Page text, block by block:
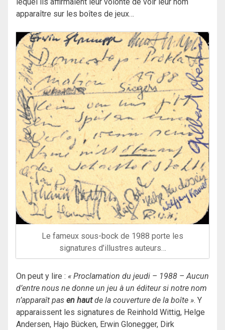
lequel ils affirmaient leur volonté de voir leur nom
apparaître sur les boîtes de jeux…
Le fameux sous-bock de 1988 porte les
signatures d’illustres auteurs…
On peut y lire : « Proclamation du jeudi – 1988 – Aucun
d’entre nous ne donne un jeu à un éditeur si notre nom
n’apparaît pas en hautde la couverture de la boîte ». Y
apparaissent les signatures de Reinhold Wittig, Helge
Andersen, Hajo Bücken, Erwin Glonegger, Dirk